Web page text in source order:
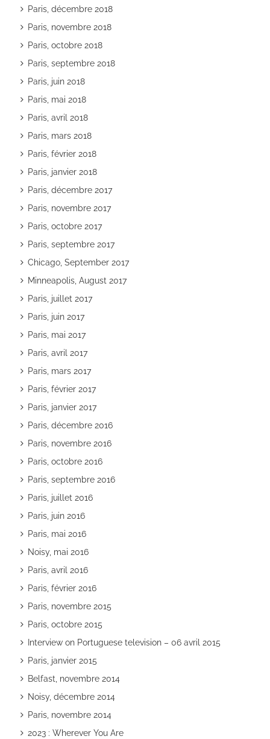
Paris, décembre 2018
Paris, novembre 2018
Paris, octobre 2018
Paris, septembre 2018
Paris, juin 2018
Paris, mai 2018
Paris, avril 2018
Paris, mars 2018
Paris, février 2018
Paris, janvier 2018
Paris, décembre 2017
Paris, novembre 2017
Paris, octobre 2017
Paris, septembre 2017
Chicago, September 2017
Minneapolis, August 2017
Paris, juillet 2017
Paris, juin 2017
Paris, mai 2017
Paris, avril 2017
Paris, mars 2017
Paris, février 2017
Paris, janvier 2017
Paris, décembre 2016
Paris, novembre 2016
Paris, octobre 2016
Paris, septembre 2016
Paris, juillet 2016
Paris, juin 2016
Paris, mai 2016
Noisy, mai 2016
Paris, avril 2016
Paris, février 2016
Paris, novembre 2015
Paris, octobre 2015
Interview on Portuguese television – 06 avril 2015
Paris, janvier 2015
Belfast, novembre 2014
Noisy, décembre 2014
Paris, novembre 2014
2023 : Wherever You Are